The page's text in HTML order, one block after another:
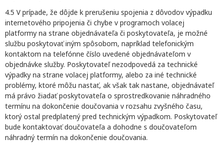
4.5 V prípade, že dôjde k prerušeniu spojenia z dôvodov výpadku
internetového pripojenia či chybe v programoch volacej
platformy na strane objednávateľa či poskytovateľa, je možné
službu poskytovať iným spôsobom, napríklad telefonickým
kontaktom na telefónne číslo uvedené objednávateľom v
objednávke služby. Poskytovateľ nezodpovedá za technické
výpadky na strane volacej platformy, alebo za iné technické
problémy, ktoré môžu nastať, ak však tak nastane, objednávateľ
má právo žiadať poskytovateľa o sprostredkovanie náhradného
termínu na dokončenie doučovania v rozsahu zvyšného času,
ktorý ostal predplatený pred technickým výpadkom. Poskytovateľ
bude kontaktovať doučovateľa a dohodne s doučovateľom
náhradný termín na dokončenie doučovania.